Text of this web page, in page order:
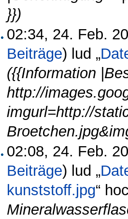
}})
02:34, 24. Feb.
Beiträge) lud „
({{Information
http://
imgurl=http://
02:08, 24. Feb.
Beiträge) lud „
kunststoff.jpg“